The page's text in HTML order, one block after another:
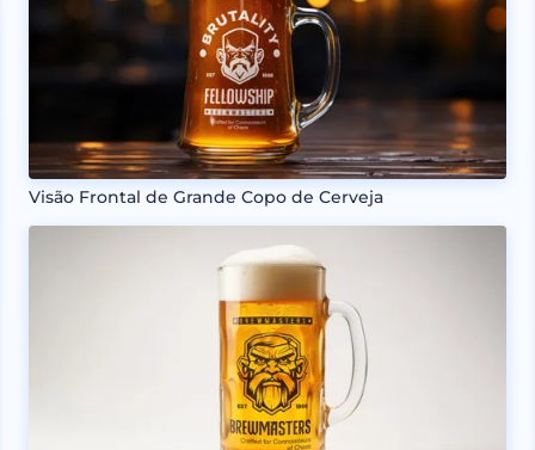
Visão Frontal de Grande Copo de Cerveja